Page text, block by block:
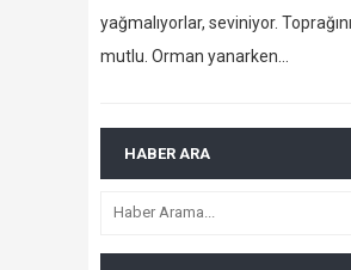
yağmalıyorlar, seviniyor.
mutlu. Orman yanarken…
HABER ARA